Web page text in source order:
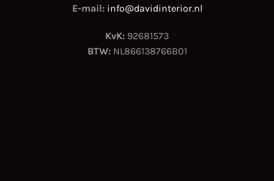
E-mail: info@davidinterior.nl
KvK: 92681573
BTW: NL866138766B01